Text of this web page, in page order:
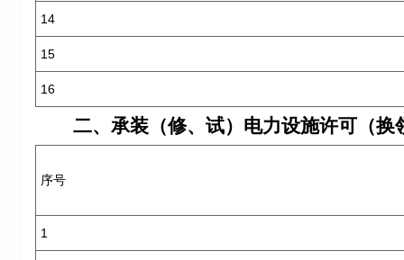
14
15
16
二、承装（修、试）电力设施许可（换
序号
1